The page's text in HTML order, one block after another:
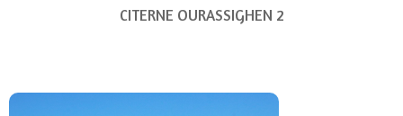
CITERNE OURASSIGHEN 2